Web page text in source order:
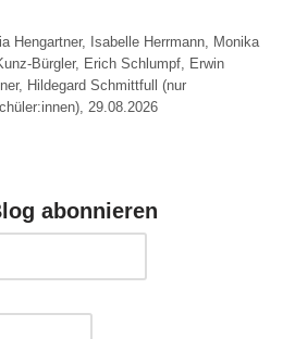
Hengartner, Isabelle Herrmann, Monika
Bürgler, Erich Schlumpf, Erwin
Hildegard Schmittfull (nur
29.08.2026
abonnieren